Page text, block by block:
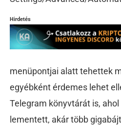
Hirdetés
menüpontjai alatt tehettek
egyébként érdemes lehet
Telegram könyvtárát is, ahol
lementett, akár több